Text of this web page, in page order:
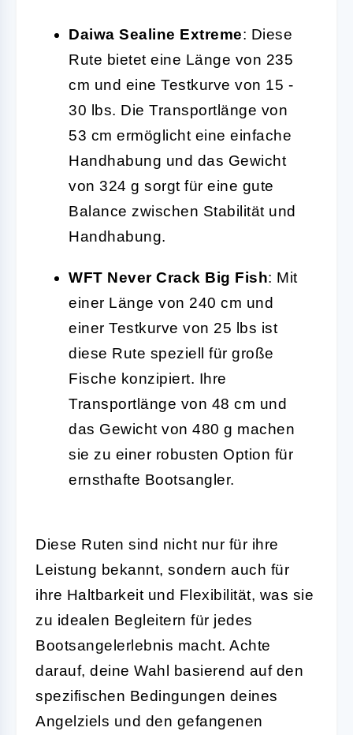
Daiwa Sealine Extreme: Diese
Rute bietet eine Länge von 235
cm und eine Testkurve von 15 -
30 lbs. Die Transportlänge von
53 cm ermöglicht eine einfache
Handhabung und das Gewicht
von 324 g sorgt für eine gute
Balance zwischen Stabilität und
Handhabung.
WFT Never Crack Big Fish: Mit
einer Länge von 240 cm und
einer Testkurve von 25 lbs ist
diese Rute speziell für große
Fische konzipiert. Ihre
Transportlänge von 48 cm und
das Gewicht von 480 g machen
sie zu einer robusten Option für
ernsthafte Bootsangler.
Diese Ruten sind nicht nur für ihre
Leistung bekannt, sondern auch für
ihre Haltbarkeit und Flexibilität, was sie
zu idealen Begleitern für jedes
Bootsangelerlebnis macht. Achte
darauf, deine Wahl basierend auf den
spezifischen Bedingungen deines
Angelziels und den gefangenen